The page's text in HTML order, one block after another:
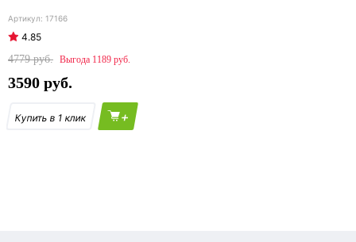
17166
4.85
4779
1189
3590
+